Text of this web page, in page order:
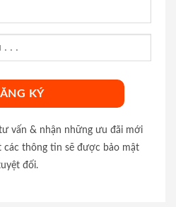
vấn & nhận những ưu đãi mới
các thông tin sẽ được bảo mật
đối.